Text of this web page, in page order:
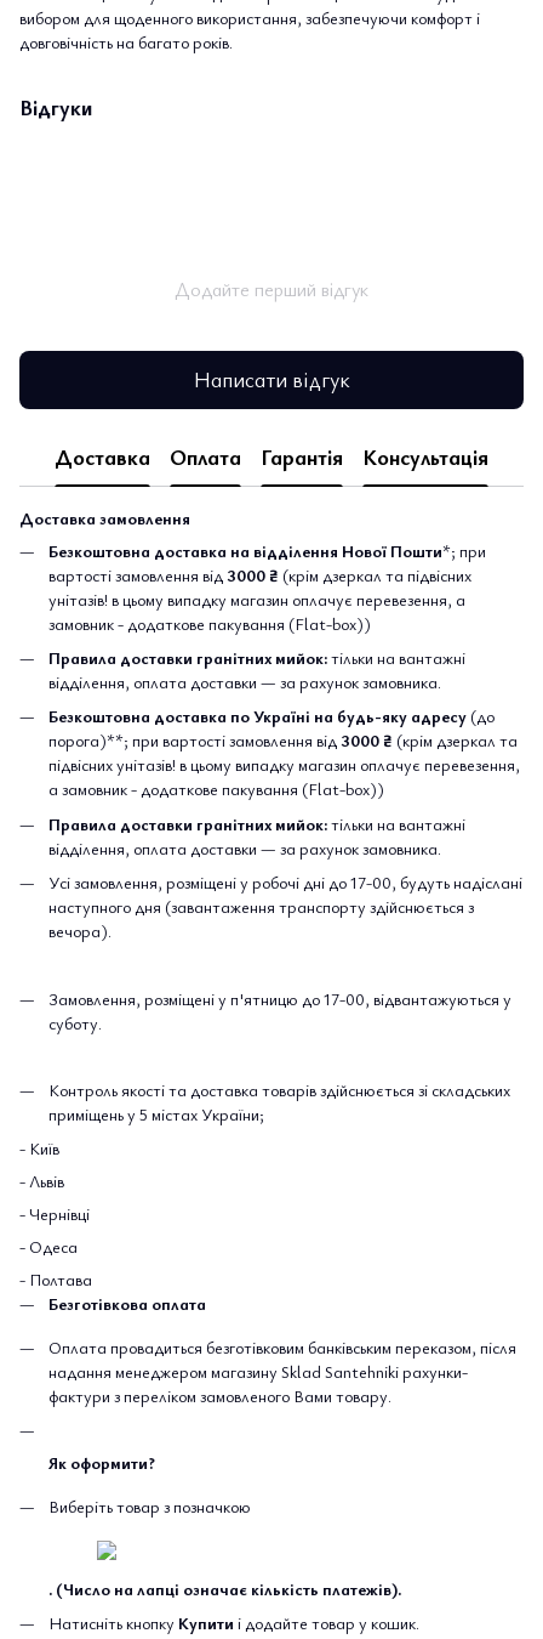
вибором для щоденного використання, забезпечуючи комфорт і
довговічність на багато років.
Відгуки
Додайте перший відгук
Написати відгук
Доставка Оплата Гарантія Консультація
Доставка замовлення
Безкоштовна доставка на відділення Нової Пошти*; при
вартості замовлення від 3000 ₴ (крім дзеркал та підвісних
унітазів! в цьому випадку магазин оплачує перевезення, а
замовник - додаткове пакування (Flat-box))
Правила доставки гранітних мийок:тільки на вантажні
відділення, оплата доставки — за рахунок замовника.
Безкоштовна доставка по Україні на будь-яку адресу (до
порога)**; при вартості замовлення від3000 ₴ (крім дзеркал та
підвісних унітазів! в цьому випадку магазин оплачує перевезення,
а замовник - додаткове пакування (Flat-box))
Правила доставки гранітних мийок:тільки на вантажні
відділення, оплата доставки — за рахунок замовника.
Усі замовлення, розміщені у робочі дні до 17-00, будуть надіслані
наступного дня (завантаження транспорту здійснюється з
вечора).
Замовлення, розміщені у п'ятницю до 17-00, відвантажуються у
суботу.
Контроль якості та доставка товарів здійснюється зі складських
приміщень у 5 містах України;
- Київ
- Львів
- Чернівці
- Одеса
- Полтава
Безготівкова оплата
Оплата провадиться безготівковим банківським переказом, після
надання менеджером магазину Sklad Santehniki рахунки-
фактури з переліком замовленого Вами товару.
Як оформити?
Виберіть товар з позначкою
. (Число на лапці означає кількість платежів).
Натисніть кнопку Купити і додайте товар у кошик.